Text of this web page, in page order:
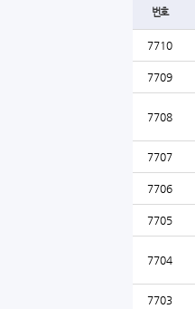
번호
7710
7709
7708
7707
7706
7705
7704
7703